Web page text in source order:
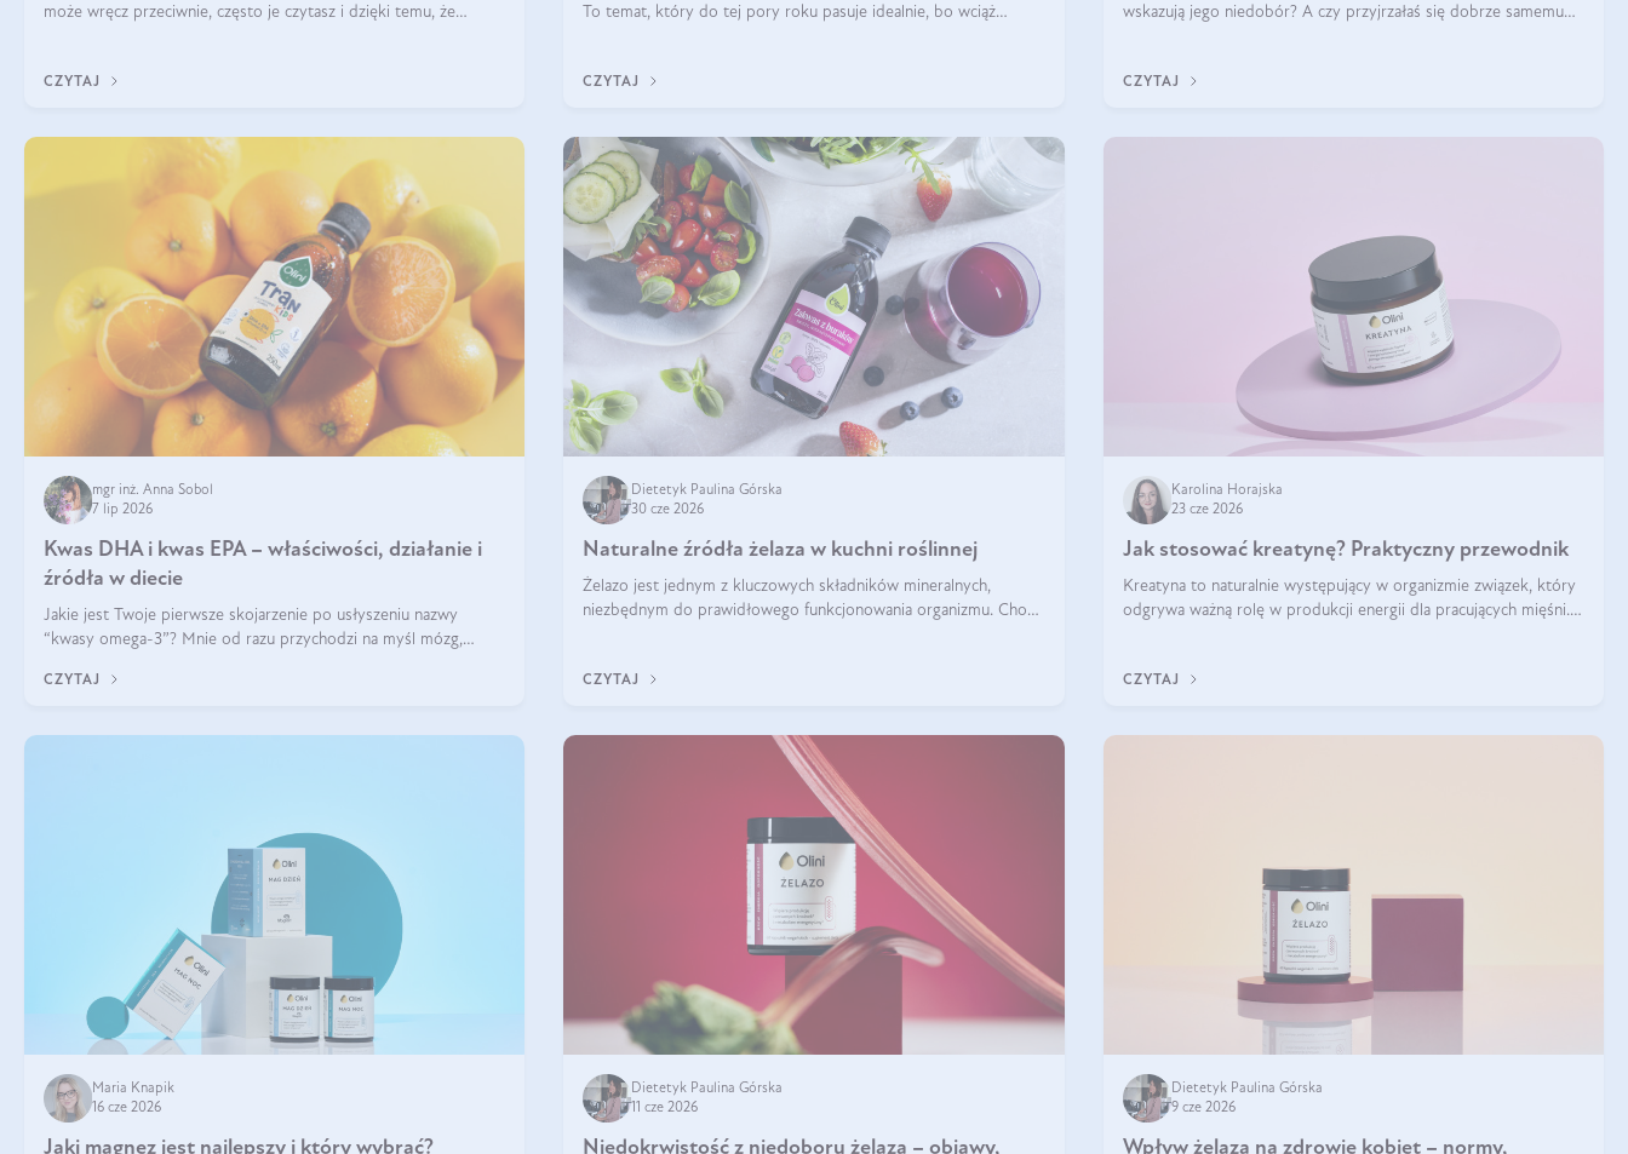
może wręcz przeciwnie, często je czytasz i dzięki temu, że
CZYTAJ
To temat, który do tej pory roku pasuje idealnie, bo wciąż
słońcu, aby witami
CZYTAJ
wskazują jego niedobór? A czy przyjrzałaś się dobrze samemu
CZYTAJ
mgr inż. Anna Sobol
7 lip 2026
Kwas DHA i kwas EPA – właściwości, działanie i
źródła w diecie
Jakie jest Twoje pierwsze skojarzenie po usłyszeniu nazwy
“kwasy omega-3”? Mnie od razu przychodzi na myśl mózg,
skupimy się głównie na dwóch kwasach z tej rodziny: DHA oraz
CZYTAJ
Dietetyk Paulina Górska
30 cze 2026
Naturalne źródła żelaza w kuchni roślinnej
Żelazo jest jednym z kluczowych składników mineralnych,
niezbędnym do prawidłowego funkcjonowania organizmu. Choć
źródeł tego pierwiastka.
CZYTAJ
Karolina Horajska
23 cze 2026
Jak stosować kreatynę? Praktyczny przewodnik
Kreatyna to naturalnie występujący w organizmie związek, który
odgrywa ważną rolę w produkcji energii dla pracujących mięśni.
prze
CZYTAJ
Maria Knapik
16 cze 2026
Jaki magnez jest najlepszy i który wybrać?
Dietetyk Paulina Górska
11 cze 2026
Niedokrwistość z niedoboru żelaza – objawy,
Dietetyk Paulina Górska
9 cze 2026
Wpływ żelaza na zdrowie kobiet – normy,